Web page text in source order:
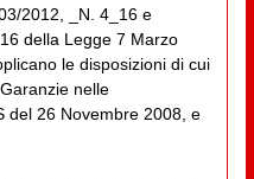
2012, _N. 4_16 e
della Legge 7 Marzo
le disposizioni di cui
nelle
del 26 Novembre 2008, e